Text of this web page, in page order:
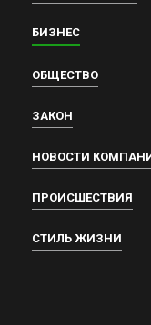
БИЗНЕС
ОБЩЕСТВО
ЗАКОН
НОВОСТИ
ПРОИСШЕСТВИЯ
СТИЛЬ ЖИЗНИ